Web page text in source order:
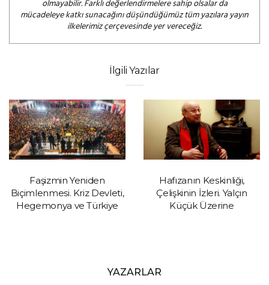
olmayabilir. Farklı değerlendirmelere sahip olsalar da
mücadeleye katkı sunacağını düşündüğümüz tüm yazılara yayın
ilkelerimiz çerçevesinde yer vereceğiz.
İlgili Yazılar
Faşizmin Yeniden
Biçimlenmesi. Kriz Devleti,
Hegemonya ve Türkiye
Hafızanın Keskinliği,
Çelişkinin İzleri. Yalçın
Küçük Üzerine
YAZARLAR